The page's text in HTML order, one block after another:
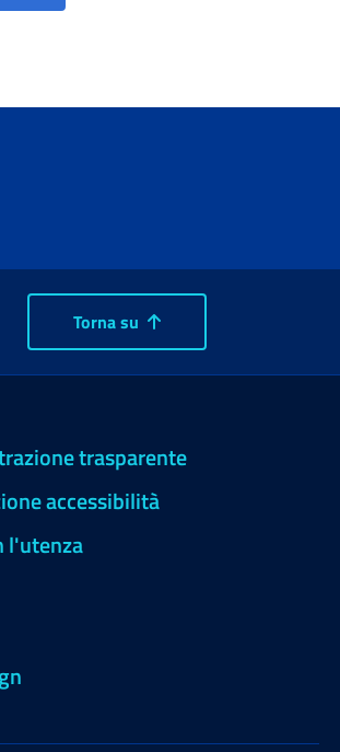
Torna su
trasparente
accessibilità
l'utenza